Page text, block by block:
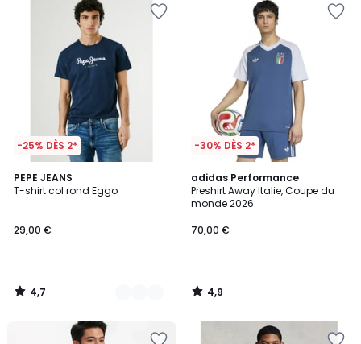
-25% DÈS 2*
PEPE JEANS
T-shirt col rond Eggo
29,00 €
4,7
/ 5
2
Couleurs
4,7
/
-30% DÈS 2*
adidas Performance
Preshirt Away Italie, Coupe du
monde 2026
70,00 €
4,9
/ 5
4,9
/